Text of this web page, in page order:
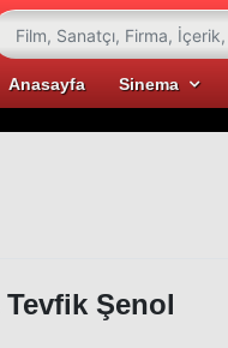
Anasayfa Sinema
Tevfik Şenol